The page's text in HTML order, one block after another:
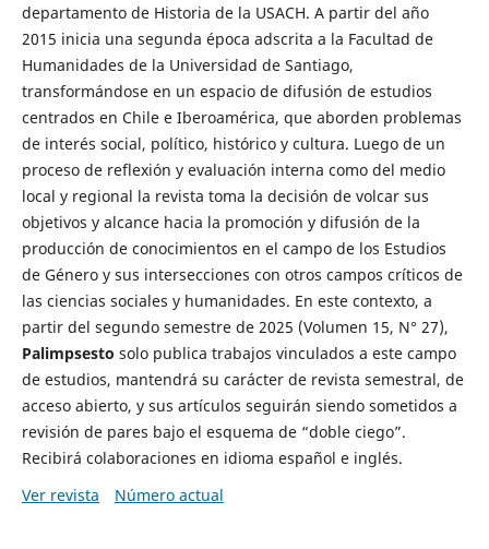
departamento de Historia de la USACH. A partir del año
2015 inicia una segunda época adscrita a la Facultad de
Humanidades de la Universidad de Santiago,
transformándose en un espacio de difusión de estudios
centrados en Chile e Iberoamérica, que aborden problemas
de interés social, político, histórico y cultura. Luego de un
proceso de reflexión y evaluación interna como del medio
local y regional la revista toma la decisión de volcar sus
objetivos y alcance hacia la promoción y difusión de la
producción de conocimientos en el campo de los Estudios
de Género y sus intersecciones con otros campos críticos de
las ciencias sociales y humanidades. En este contexto, a
partir del segundo semestre de 2025 (Volumen 15, N° 27),
Palimpsesto solo publica trabajos vinculados a este campo
de estudios, mantendrá su carácter de revista semestral, de
acceso abierto, y sus artículos seguirán siendo sometidos a
revisión de pares bajo el esquema de “doble ciego”.
Recibirá colaboraciones en idioma español e inglés.
Ver revista
Número actual